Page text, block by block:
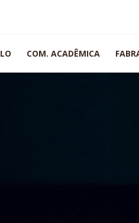
COM. ACADÊMICA